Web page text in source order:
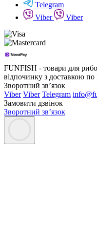
Telegram
Viber
Viber
FUNFISH - товари для
відпочинку з доставкою по
Зворотний зв’язок
Viber Viber Telegram
Замовити дзвінок
Зворотний зв’язок